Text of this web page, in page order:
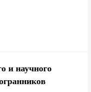
и научного